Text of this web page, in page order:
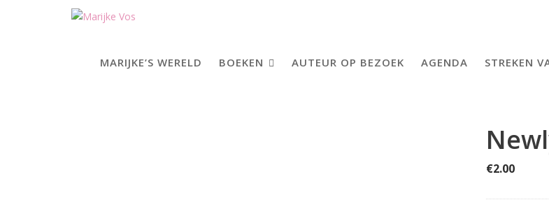
MARIJKE’S WERELD BOEKEN AUTEUR OP BEZOEK AGENDA STREKEN
€2.00